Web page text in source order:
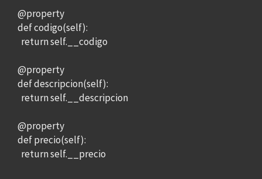
@property
def codigo(self):
return self.__codigo
@property
def descripcion(self):
return self.__descripcion
@property
def precio(self):
return self.__precio